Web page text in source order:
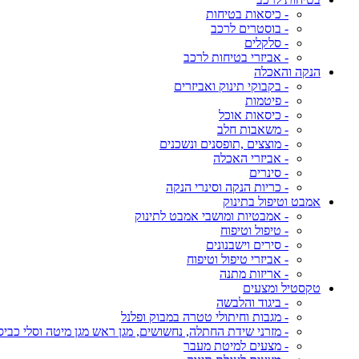
- כיסאות בטיחות
- בוסטרים לרכב
- סלקלים
- אביזרי בטיחות לרכב
הנקה והאכלה
- בקבוקי תינוק ואביזרים
- פיטמות
- כיסאות אוכל
- משאבות חלב
- מוצצים ,תופסנים ונשכנים
- אביזרי האכלה
- סינרים
- כריות הנקה וסינרי הנקה
אמבט וטיפול בתינוק
- אמבטיות ומושבי אמבט לתינוק
- טיפול וטיפוח
- סירים וישבנונים
- אביזרי טיפול וטיפוח
- אריזות מתנה
טקסטיל ומצעים
- ביגוד והלבשה
- מגבות וחיתולי טטרה במבוק ופלנל
- מזרני שידת החתלה, נחשושים, מגן ראש מגן מיטה וסלי
- מצעים למיטת מעבר